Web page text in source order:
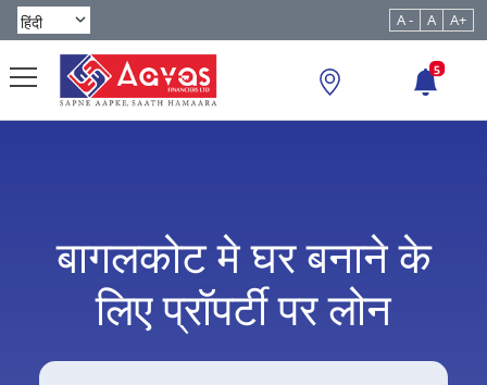
A - A A+
5
बागलकोट मे घर बनाने के
लिए प्रॉपर्टी पर लोन